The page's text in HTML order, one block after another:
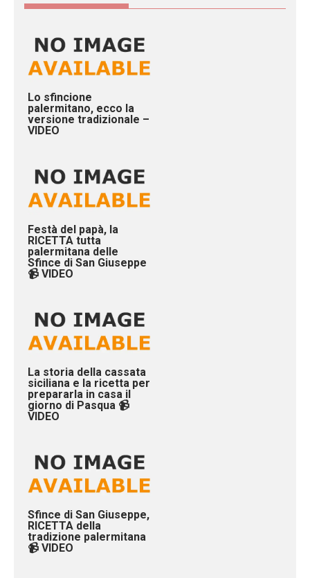
Lo sfincione
palermitano, ecco la
versione tradizionale –
VIDEO
Festà del papà, la
RICETTA tutta
palermitana delle
Sfince di San Giuseppe
📹 VIDEO
La storia della cassata
siciliana e la ricetta per
prepararla in casa il
giorno di Pasqua 📹
VIDEO
Sfince di San Giuseppe,
RICETTA della
tradizione palermitana
📹 VIDEO